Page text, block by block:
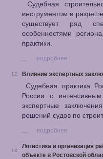
Судебная
инструментом в
существует ряд
особенностями
практики.
...
подробнее
12. Влияние экспертных
Судебная практика
России с
экспертные
решений судов по
...
подробнее
13.
Логистика и организация
объекте в Ростовской